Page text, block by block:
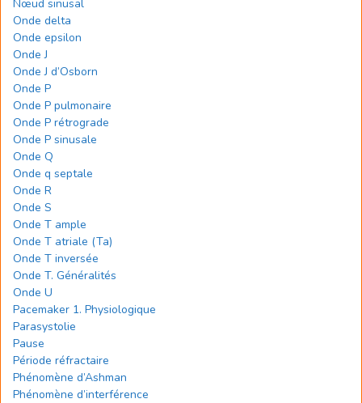
Nœud sinusal
Onde delta
Onde epsilon
Onde J
Onde J d’Osborn
Onde P
Onde P pulmonaire
Onde P rétrograde
Onde P sinusale
Onde Q
Onde q septale
Onde R
Onde S
Onde T ample
Onde T atriale (Ta)
Onde T inversée
Onde T. Généralités
Onde U
Pacemaker 1. Physiologique
Parasystolie
Pause
Période réfractaire
Phénomène d’Ashman
Phénomène d’interférence